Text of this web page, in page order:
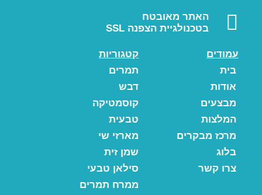
האתר מאובטח
בטכנולגיית הצפנה SSL
עמודים
בית
אודות
מבצעים
המלצות
מרכז מבקרים
בלוג
צרו קשר
קטגוריות
תמרים
דבש
קוסמטיקה
טבעית
מארזי שי
שמן זית
סילאן טבעי
ממרח תמרים